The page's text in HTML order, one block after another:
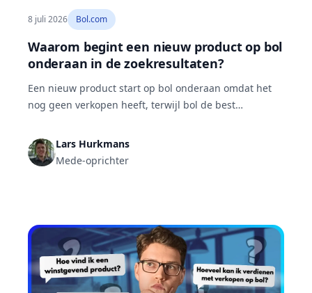
8 juli 2026 Bol.com
Waarom begint een nieuw product op bol
onderaan in de zoekresultaten?
Een nieuw product start op bol onderaan omdat het
nog geen verkopen heeft, terwijl bol de best
die cirkel met advertenties: die kopen zichtbaarheid,
leveren je eerste verkopen op en bouwen de
relevantie op waarmee je organisch stijgt.
Lars Hurkmans
Mede-oprichter